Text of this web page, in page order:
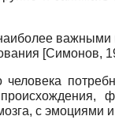
важными
[Симонов,
человека
с эмоциями